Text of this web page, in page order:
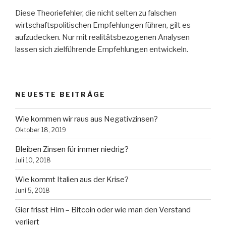
Diese Theoriefehler, die nicht selten zu falschen
wirtschaftspolitischen Empfehlungen führen, gilt es
aufzudecken. Nur mit realitätsbezogenen Analysen
lassen sich zielführende Empfehlungen entwickeln.
NEUESTE BEITRÄGE
Wie kommen wir raus aus Negativzinsen?
Oktober 18, 2019
Bleiben Zinsen für immer niedrig?
Juli 10, 2018
Wie kommt Italien aus der Krise?
Juni 5, 2018
Gier frisst Hirn – Bitcoin oder wie man den Verstand
verliert